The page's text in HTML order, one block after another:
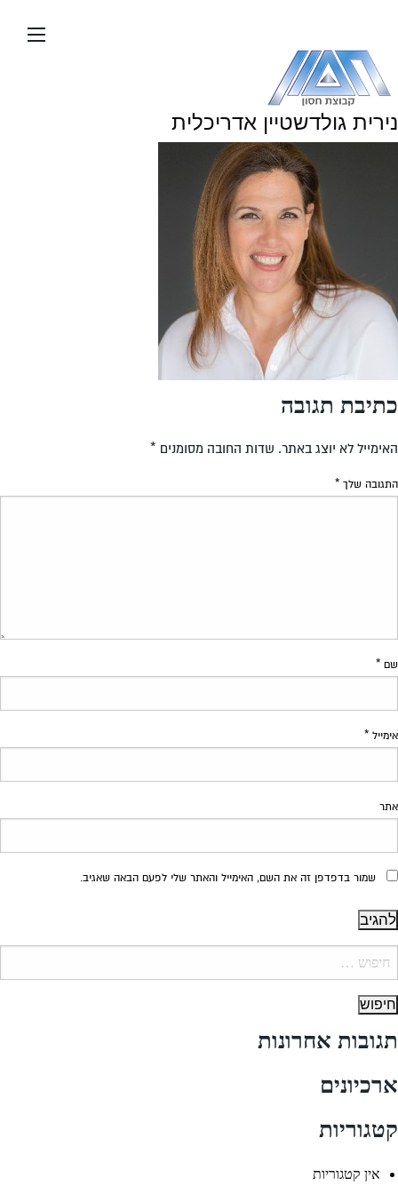
העמוד
נירית גולדשטיין אדריכלית
כתיבת תגובה
האימייל לא יוצג באתר. שדות החובה מסומנים *
התגובה שלך *
שם *
אימייל *
אתר
שמור בדפדפן זה את השם, האימייל והאתר שלי לפעם הבאה שאגיב.
תגובות אחרונות
ארכיונים
קטגוריות
אין קטגוריות